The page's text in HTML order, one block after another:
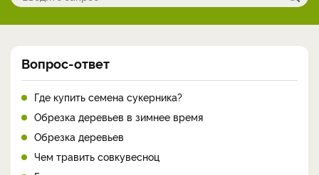
Вопрос-ответ
Где купить семена сукерника?
Обрезка деревьев в зимнее время
Обрезка деревьев
Чем травить совкувесноц